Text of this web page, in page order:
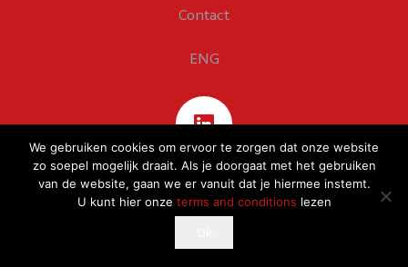
Contact
ENG
If you continue to use this site, you agree with it.
We gebruiken cookies om ervoor te zorgen dat onze website
zo soepel mogelijk draait. Als je doorgaat met het gebruiken
van de website, gaan we er vanuit dat je hiermee instemt.
U kunt hier onze terms and conditions lezen